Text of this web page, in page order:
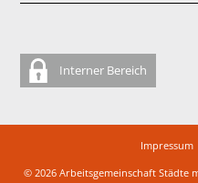
Interner Bereich
Impressum
© 2026 Arbeitsgemeinschaft Städte